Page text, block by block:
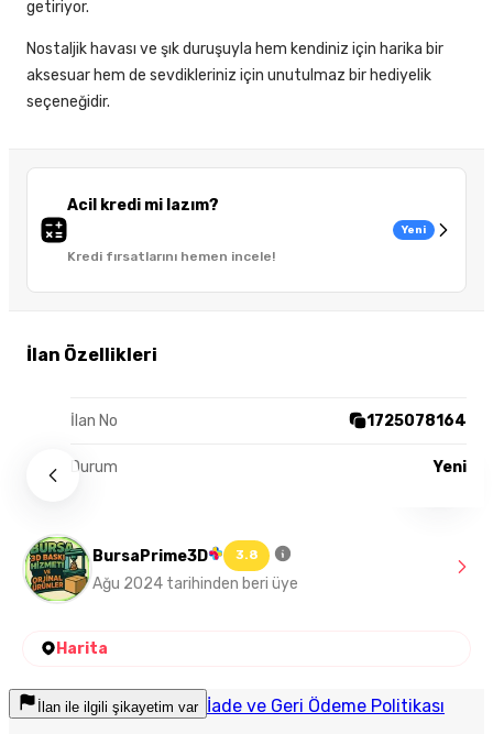
Acil kredi mi lazım?
Kredi fırsatlarını hemen incele!
Yeni
İlan Özellikleri
İlan No 1725078164
Durum Yeni
getiriyor.
Nostaljik havası ve şık duruşuyla hem kendiniz için harika bir
aksesuar hem de sevdikleriniz için unutulmaz bir hediyelik
seçeneğidir.
BursaPrime3D 3.8
Ağu 2024 tarihinden beri üye
Harita
İlan ile ilgili şikayetim var İade ve Geri Ödeme Politikası